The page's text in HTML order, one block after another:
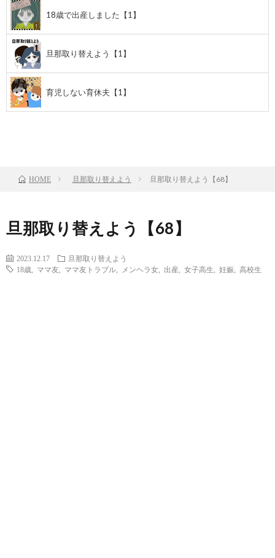
18歳で出産しました【1】
旦那取り替えよう【1】
育児しない育休夫【1】
HOME 旦那取り替えよう 旦那取り替えよう【68】
旦那取り替えよう【68】
2023.12.17
旦那取り替えよう
18歳
ママ友 ママ友トラブル メンヘラ女 出産 女子高生 妊娠 高校生